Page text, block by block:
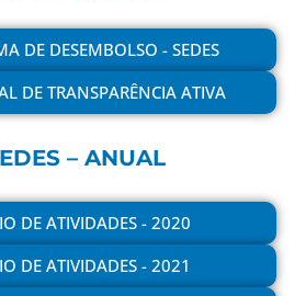
DE DESEMBOLSO - SEDES
DE TRANSPARÊNCIA ATIVA
– ANUAL
DE ATIVIDADES - 2020
DE ATIVIDADES - 2021